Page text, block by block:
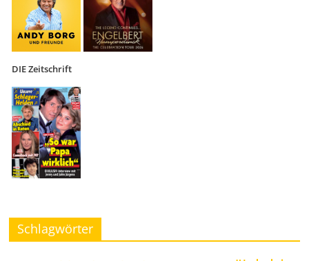
DIE Zeitschrift
Schlagwörter